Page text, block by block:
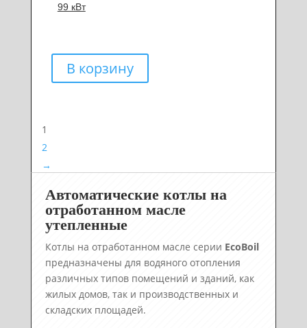
99 кВт
В корзину
1
2
→
Автоматические котлы на
отработанном масле
утепленные
Котлы на отработанном масле серии EcoBoil
предназначены для водяного отопления
различных типов помещений и зданий, как
жилых домов, так и производственных и
складских площадей.